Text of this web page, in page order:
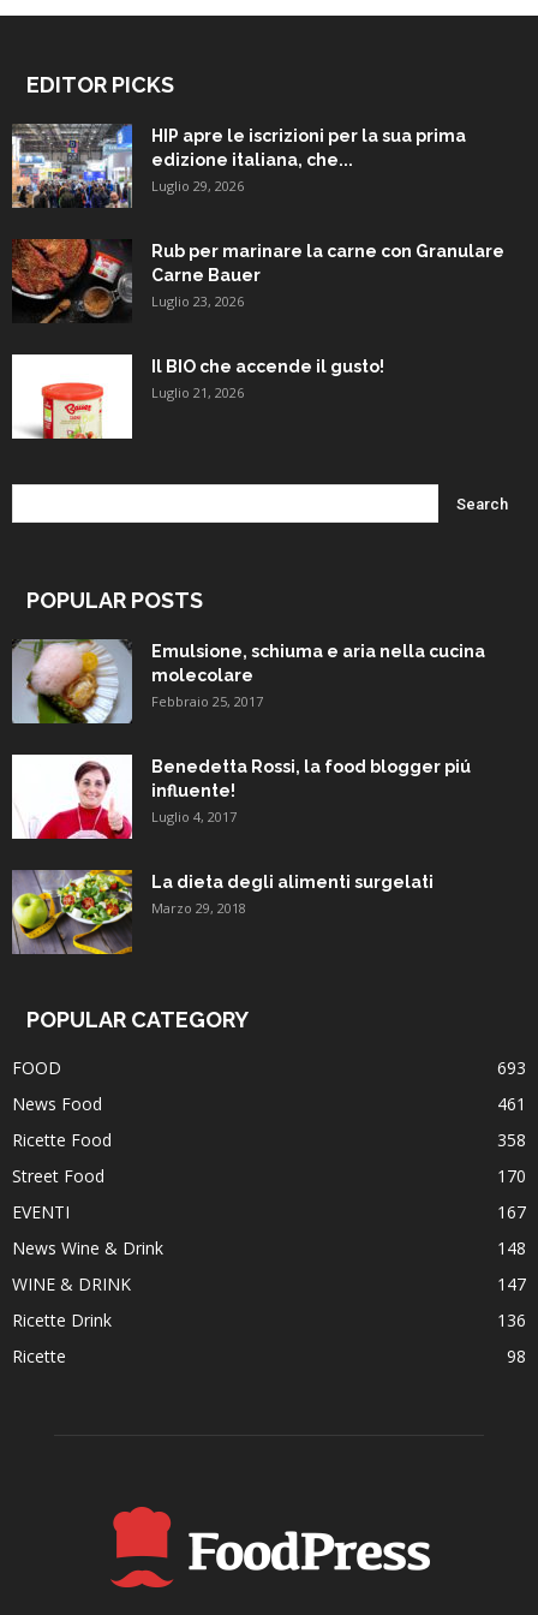
EDITOR PICKS
HIP apre le iscrizioni per la sua prima
edizione italiana, che...
Luglio 29, 2026
Rub per marinare la carne con Granulare
Carne Bauer
Luglio 23, 2026
Il BIO che accende il gusto!
Luglio 21, 2026
POPULAR POSTS
Emulsione, schiuma e aria nella cucina
molecolare
Febbraio 25, 2017
Benedetta Rossi, la food blogger piú
influente!
Luglio 4, 2017
La dieta degli alimenti surgelati
Marzo 29, 2018
POPULAR CATEGORY
FOOD
693
News Food
461
Ricette Food
358
Street Food
170
EVENTI
167
News Wine & Drink
148
WINE & DRINK
147
Ricette Drink
136
Ricette
98